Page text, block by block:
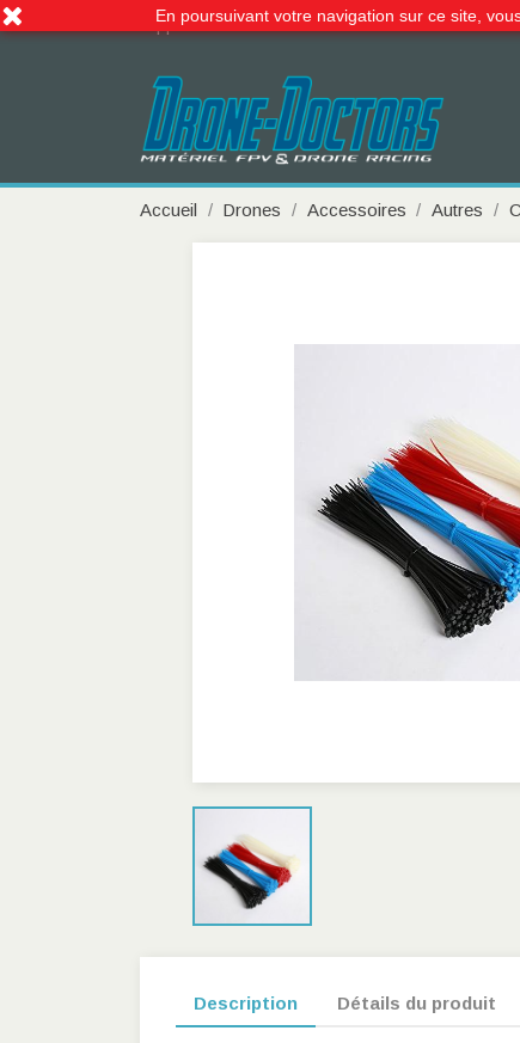
Appelez-nous :09 51 99 06 66
Accueil Drones Accessoires Autres
Description Détails du produit
En poursuivant votre navigation sur ce site,